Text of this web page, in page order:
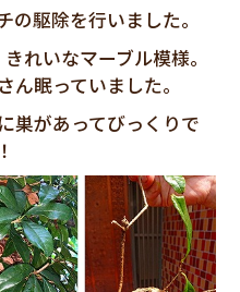
駆除を行いました。
れいなマーブル模様。
眠っていました。
巣があってびっくりで